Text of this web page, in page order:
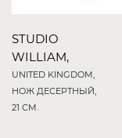
STUDIO
WILLIAM,
UNITED KINGDOM,
НОЖ ДЕСЕРТНЫЙ,
21 СМ.